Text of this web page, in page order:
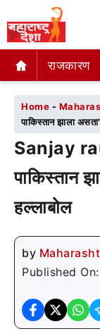
राजकारण
राजकारण
Home -
पाकिस्तान झाला
Sanjay
पाकिस्तान
हल्लाबोल
by
Published On: